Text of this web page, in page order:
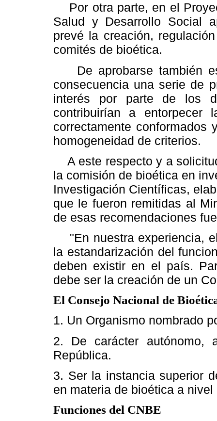
Por otra parte, en el
Salud y Desarrollo Social
prevé la creación,
comités de bioética.
De aprobarse también
consecuencia una serie de
interés por parte de los
contribuirían a entorpecer
correctamente
homogeneidad de criterios.
A este respecto y a
la comisión de bioética en
Investigación Científicas,
que le fueron remitidas al
de esas recomendaciones
"En nuestra experiencia,
la estandarización del
deben existir en el país.
debe ser la creación de un
El Consejo Nacional de
1. Un Organismo nombrado
2. De carácter autónomo,
República.
3. Ser la instancia superior
en materia de bioética a nivel
Funciones del CNBE